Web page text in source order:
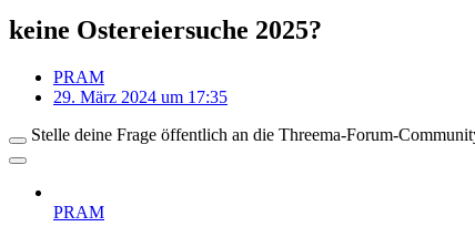
keine Ostereiersuche 2025?
PRAM
29. März 2024 um 17:35
Stelle deine Frage öffentlich an die Threema-Forum-
PRAM